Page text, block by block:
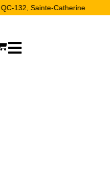
132, Sainte-Catherine